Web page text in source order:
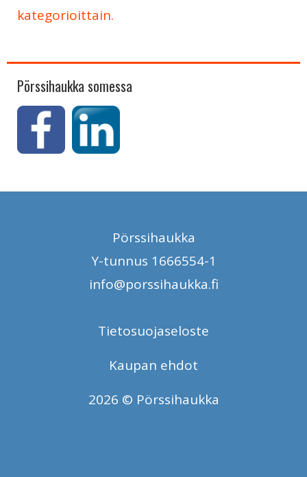
kategorioittain.
Pörssihaukka somessa
Pörssihaukka
Y-tunnus 1666554-1
info@porssihaukka.fi
Tietosuojaseloste
Kaupan ehdot
2026 © Pörssihaukka